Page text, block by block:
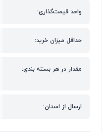
واحد قیمت‌گذاری:
حداقل میزان خرید:
مقدار در هر بسته بندی:
ارسال از استان: